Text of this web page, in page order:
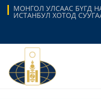
МОНГОЛ УЛСААС БҮГД
ИСТАНБУЛ ХОТОД